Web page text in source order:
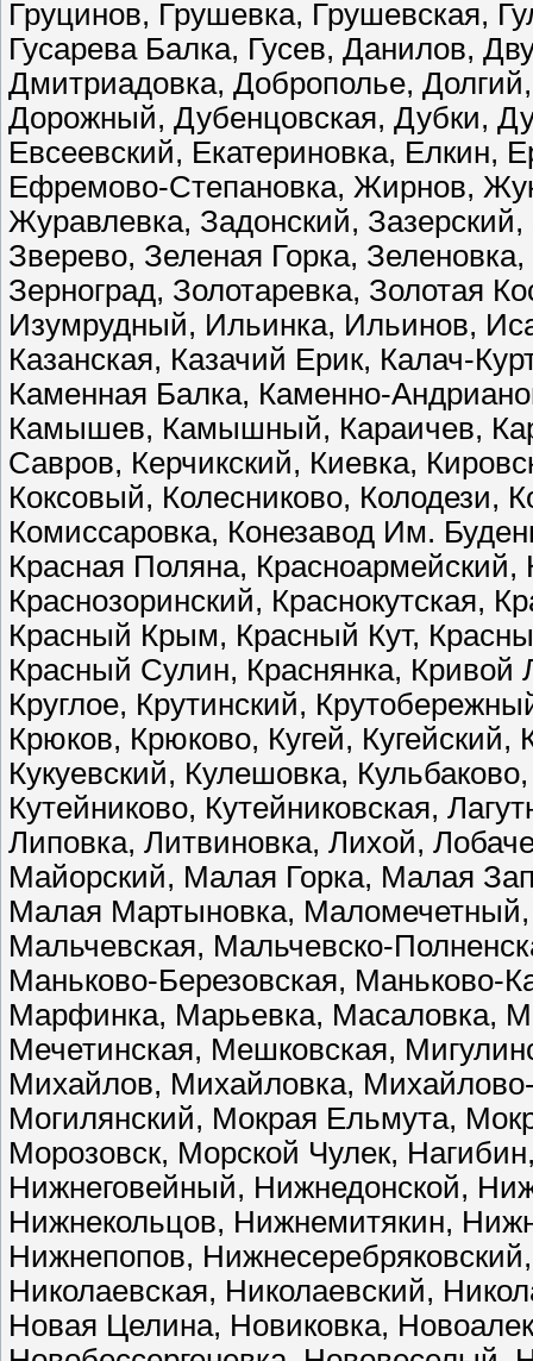
Груцинов, Грушевка, Грушевская,
Гусарева Балка, Гусев, Данилов,
Дмитриадовка, Доброполье,
Дорожный, Дубенцовская, Дубки,
Евсеевский, Екатериновка, Елкин,
Ефремово-Степановка, Жирнов,
Журавлевка, Задонский,
Зверево, Зеленая Горка,
Зерноград, Золотаревка, Золотая
Изумрудный, Ильинка, Ильинов,
Казанская, Казачий Ерик, Калач-
Каменная Балка, Каменно-
Камышев, Камышный, Караичев,
Савров, Керчикский, Киевка,
Коксовый, Колесниково, Колодези,
Комиссаровка, Конезавод Им.
Красная Поляна,
Краснозоринский, Краснокутская,
Красный Крым, Красный Кут,
Красный Сулин, Краснянка, Кривой
Круглое, Крутинский,
Крюков, Крюково, Кугей,
Кукуевский, Кулешовка,
Кутейниково, Кутейниковская,
Липовка, Литвиновка, Лихой,
Майорский, Малая Горка, Малая
Малая Мартыновка,
Мальчевская, Мальчевско-
Маньково-Березовская, Маньково-
Марфинка, Марьевка, Масаловка,
Мечетинская, Мешковская,
Михайлов, Михайловка,
Могилянский, Мокрая Ельмута,
Морозовск, Морской Чулек,
Нижнеговейный, Нижнедонской,
Нижнекольцов, Нижнемитякин,
Нижнепопов,
Николаевская, Николаевский,
Новая Целина, Новиковка,